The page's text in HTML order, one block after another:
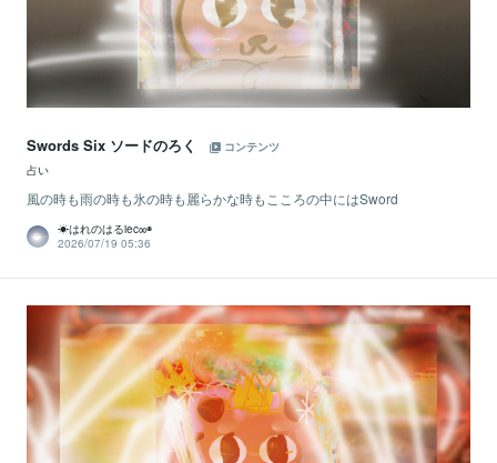
Swords Six ソードのろく
コンテンツ
占い
風の時も雨の時も氷の時も麗らかな時もこころの中にはSword
☀はれのはるiec∞◉
2026/07/19 05:36